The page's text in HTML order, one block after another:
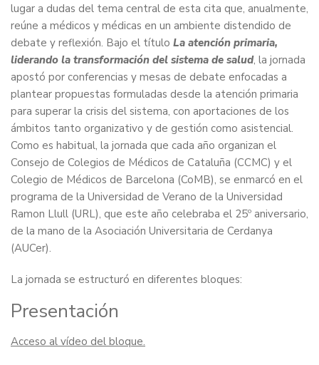
lugar a dudas del tema central de esta cita que, anualmente,
reúne a médicos y médicas en un ambiente distendido de
debate y reflexión. Bajo el título La atención primaria,
liderando la transformación del sistema de salud, la jornada
apostó por conferencias y mesas de debate enfocadas a
plantear propuestas formuladas desde la atención primaria
para superar la crisis del sistema, con aportaciones de los
ámbitos tanto organizativo y de gestión como asistencial.
Como es habitual, la jornada que cada año organizan el
Consejo de Colegios de Médicos de Cataluña (CCMC) y el
Colegio de Médicos de Barcelona (CoMB), se enmarcó en el
programa de la Universidad de Verano de la Universidad
Ramon Llull (URL), que este año celebraba el 25º aniversario,
de la mano de la Asociación Universitaria de Cerdanya
(AUCer).
La jornada se estructuró en diferentes bloques:
Presentación
Acceso al vídeo del bloque.